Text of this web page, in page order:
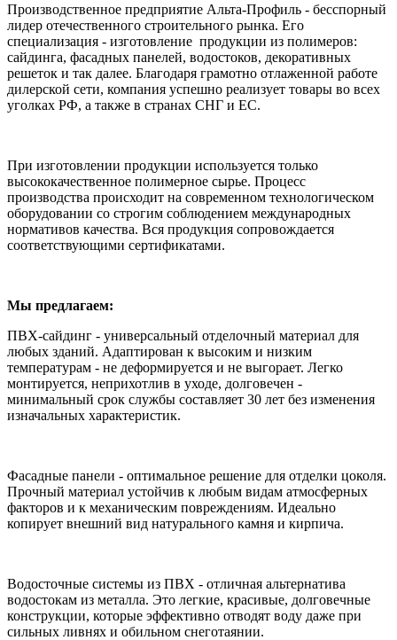
Производственное предприятие Альта-Профиль - бесспорный
лидер отечественного строительного рынка. Его
специализация - изготовление продукции из полимеров:
сайдинга, фасадных панелей, водостоков, декоративных
решеток и так далее. Благодаря грамотно отлаженной работе
дилерской сети, компания успешно реализует товары во всех
уголках РФ, а также в странах СНГ и ЕС.
При изготовлении продукции используется только
высококачественное полимерное сырье. Процесс
производства происходит на современном технологическом
оборудовании со строгим соблюдением международных
нормативов качества. Вся продукция сопровождается
соответствующими сертификатами.
Мы предлагаем:
ПВХ-сайдинг - универсальный отделочный материал для
любых зданий. Адаптирован к высоким и низким
температурам - не деформируется и не выгорает. Легко
монтируется, неприхотлив в уходе, долговечен -
минимальный срок службы составляет 30 лет без изменения
изначальных характеристик.
Фасадные панели - оптимальное решение для отделки цоколя.
Прочный материал устойчив к любым видам атмосферных
факторов и к механическим повреждениям. Идеально
копирует внешний вид натурального камня и кирпича.
Водосточные системы из ПВХ - отличная альтернатива
водостокам из металла. Это легкие, красивые, долговечные
конструкции, которые эффективно отводят воду даже при
сильных ливнях и обильном снеготаянии.